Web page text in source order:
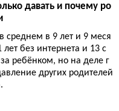
давать и почему ро
среднем в 9 лет и 9 меся
без интернета и 13 с
ребёнком, но на деле г
других родителей